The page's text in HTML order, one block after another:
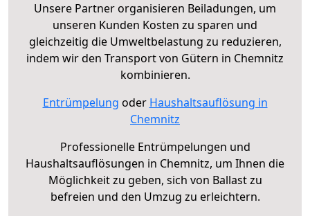
Unsere Partner organisieren Beiladungen, um
unseren Kunden Kosten zu sparen und
gleichzeitig die Umweltbelastung zu reduzieren,
indem wir den Transport von Gütern in Chemnitz
kombinieren.
Entrümpelung oder Haushaltsauflösung in
Chemnitz
Professionelle Entrümpelungen und
Haushaltsauflösungen in Chemnitz, um Ihnen die
Möglichkeit zu geben, sich von Ballast zu
befreien und den Umzug zu erleichtern.